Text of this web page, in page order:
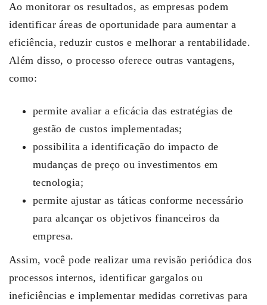
Ao monitorar os resultados, as empresas podem
identificar áreas de oportunidade para aumentar a
eficiência, reduzir custos e melhorar a rentabilidade.
Além disso, o processo oferece outras vantagens,
como:
permite avaliar a eficácia das estratégias de
gestão de custos implementadas;
possibilita a identificação do impacto de
mudanças de preço ou investimentos em
tecnologia;
permite ajustar as táticas conforme necessário
para alcançar os objetivos financeiros da
empresa.
Assim, você pode realizar uma revisão periódica dos
processos internos, identificar gargalos ou
ineficiências e implementar medidas corretivas para